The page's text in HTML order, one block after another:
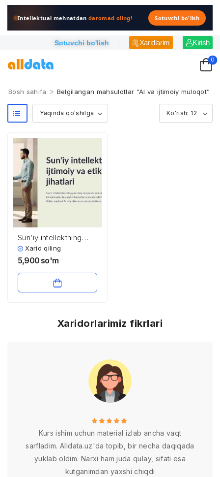
Intellektual mehnatdandaromad oling! Sotuvchi bo'lish
Sotuvchi bo'lish Xaridlarim Kirish
0
Bosh sahifa > Belgilangan mahsulotlar “AI va ijtimoiy muloqot”
Sun’iy intellektning
ijtimoiy va etika jihatlari
Xarid qiling
5,900 so'm
Xaridorlarimiz fikrlari
Kurs ishim uchun material izlab ancha vaqt
sarfladim. Alldata.uz'da topib, bir necha daqiqada
yuklab oldim. Narxi ham juda qulay, sifati esa
kutganimdan yaxshi chiqdi